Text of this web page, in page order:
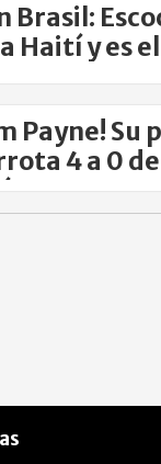
Brasil:
Haití y es
Payne! Su
4 a 0